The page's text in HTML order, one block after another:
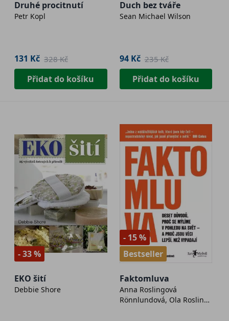
Druhé procitnutí
Petr Kopl
131 Kč 328 Kč
Přidat do košíku
Duch bez tváře
Sean Michael Wilson
94 Kč 235 Kč
Přidat do košíku
- 33 %
EKO šití
Debbie Shore
- 15 %
Bestseller
Faktomluva
Anna Roslingová
Rönnlundová, Ola Rosling,